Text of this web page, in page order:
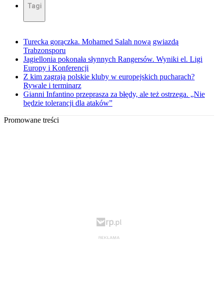
Tagi
Turecka gorączka. Mohamed Salah nową gwiazdą
Trabzonsporu
Jagiellonia pokonała słynnych Rangersów. Wyniki el. Ligi
Europy i Konferencji
Z kim zagrają polskie kluby w europejskich pucharach?
Rywale i terminarz
Gianni Infantino przeprasza za błędy, ale też ostrzega. „Nie
będzie tolerancji dla ataków”
Promowane treści